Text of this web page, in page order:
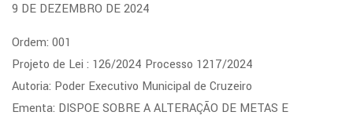
9 DE DEZEMBRO DE 2024
Ordem: 001
Projeto de Lei : 126/2024 Processo 1217/2024
Autoria: Poder Executivo Municipal de Cruzeiro
Ementa: DISPOE SOBRE A ALTERAÇÃO DE METAS E